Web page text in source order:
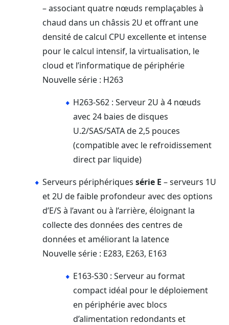
– associant quatre nœuds remplaçables à
chaud dans un châssis 2U et offrant une
densité de calcul CPU excellente et intense
pour le calcul intensif, la virtualisation, le
cloud et l’informatique de périphérie
Nouvelle série : H263
H263-S62 : Serveur 2U à 4 nœuds
avec 24 baies de disques
U.2/SAS/SATA de 2,5 pouces
(compatible avec le refroidissement
direct par liquide)
Serveurs périphériques série E – serveurs 1U
et 2U de faible profondeur avec des options
d’E/S à l’avant ou à l’arrière, éloignant la
collecte des données des centres de
données et améliorant la latence
Nouvelle série : E283, E263, E163
E163-S30 : Serveur au format
compact idéal pour le déploiement
en périphérie avec blocs
d’alimentation redondants et